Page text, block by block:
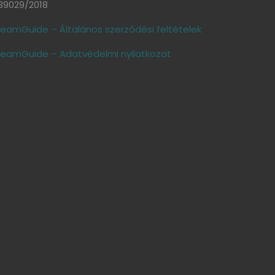
2018
– Általános szerződési feltételek
– Adatvédelmi nyilatkozat